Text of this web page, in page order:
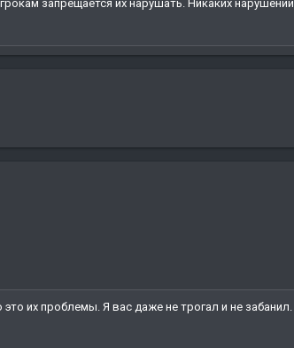
запрещается их нарушать. Никаких
их проблемы. Я вас даже не трогал и не